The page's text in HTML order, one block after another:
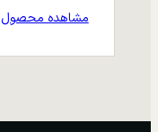
مشاهده محصول